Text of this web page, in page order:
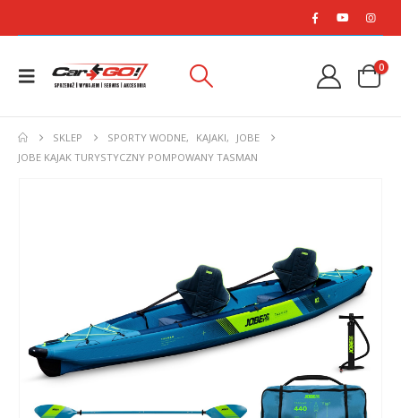
0
SKLEP SPORTY WODNE, KAJAKI,
JOBE
JOBE KAJAK TURYSTYCZNY POMPOWANY TASMAN